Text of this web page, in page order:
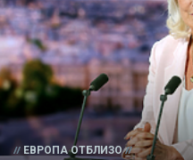
ЕВРОПА ОТБЛИЗО